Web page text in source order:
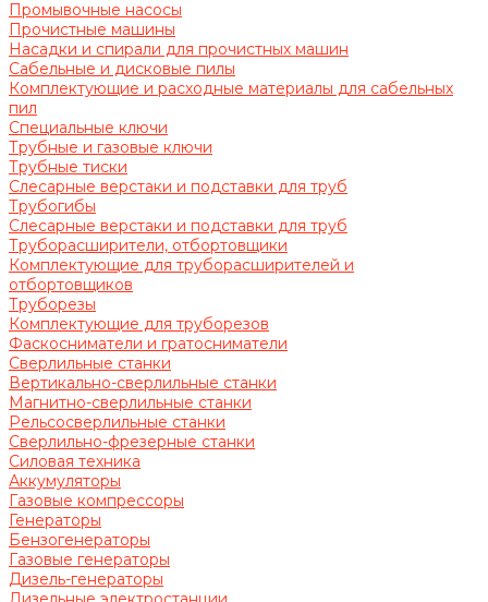
Промывочные насосы
Прочистные машины
Насадки и спирали для прочистных машин
Сабельные и дисковые пилы
Комплектующие и расходные материалы для сабельных
пил
Специальные ключи
Трубные и газовые ключи
Трубные тиски
Слесарные верстаки и подставки для труб
Трубогибы
Слесарные верстаки и подставки для труб
Труборасширители, отбортовщики
Комплектующие для труборасширителей и
отбортовщиков
Труборезы
Комплектующие для труборезов
Фаскосниматели и гратосниматели
Сверлильные станки
Вертикально-сверлильные станки
Магнитно-сверлильные станки
Рельсосверлильные станки
Сверлильно-фрезерные станки
Силовая техника
Аккумуляторы
Газовые компрессоры
Генераторы
Бензогенераторы
Газовые генераторы
Дизель-генераторы